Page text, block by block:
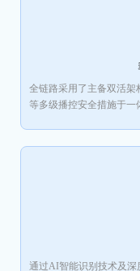
全链路采用了主备双活
等多级播控安全措施于一
通过AI智能识别技术及